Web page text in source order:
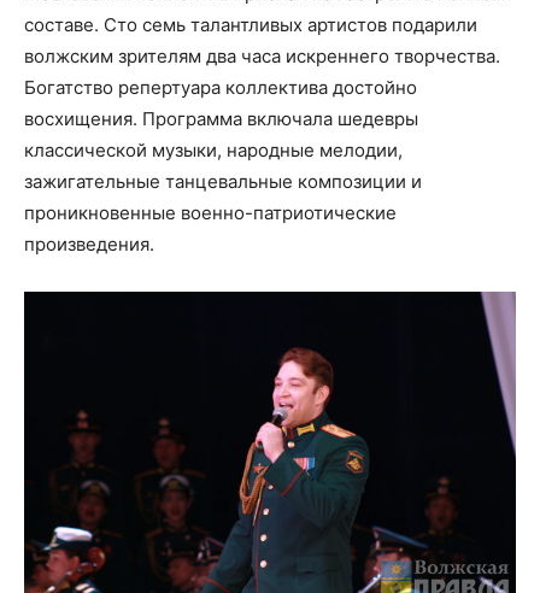
составе. Сто семь талантливых артистов подарили
волжским зрителям два часа искреннего творчества.
Богатство репертуара коллектива достойно
восхищения. Программа включала шедевры
классической музыки, народные мелодии,
зажигательные танцевальные композиции и
проникновенные военно-патриотические
произведения.